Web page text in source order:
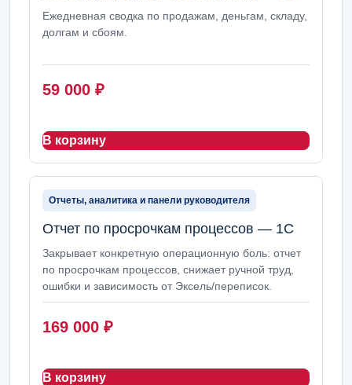
Ежедневная сводка по продажам, деньгам, складу,
долгам и сбоям.
59 000 ₽
В корзину
Отчеты, аналитика и панели руководителя
Отчет по просрочкам процессов — 1С
Закрывает конкретную операционную боль: отчет
по просрочкам процессов, снижает ручной труд,
ошибки и зависимость от Эксель/переписок.
169 000 ₽
В корзину